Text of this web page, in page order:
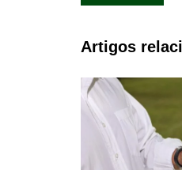
de
Post
Artigos